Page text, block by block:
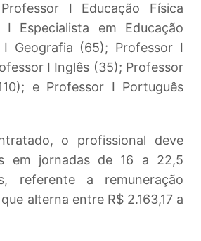
I Educação Física
I Especialista em Educação
Geografia (65); Professor I
I Inglês (35); Professor
e Professor I Português
o profissional deve
em jornadas de 16 a 22,5
referente a remuneração
alterna entre R$ 2.163,17 a